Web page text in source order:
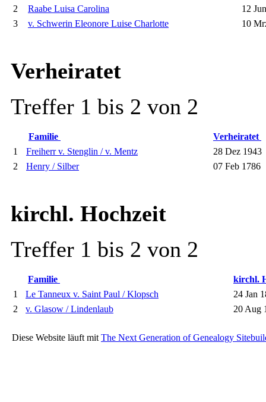
2
Raabe Luisa Carolina
12
3
v. Schwerin Eleonore Luise Charlotte 10
Verheiratet
Treffer 1 bis 2 von 2
Familie
Verheiratet
1
Freiherr v. Stenglin / v. Mentz
28 Dez 1943
2
Henry / Silber 07 Feb 1786
kirchl. Hochzeit
Treffer 1 bis 2 von 2
Familie
kirchl.
1
Le Tanneux v. Saint Paul / Klopsch
24 Jan
2
v. Glasow / Lindenlaub 20 Aug
Diese Website läuft mit The Next Generation of Genealogy